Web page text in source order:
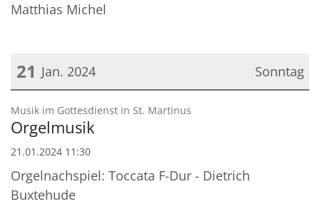
Matthias Michel
Sonntag
21 Jan. 2024
Datum: 21. Januar 2024
Musik im Gottesdienst in St. Martinus
Orgelmusik
21.01.2024 11:30
Orgelnachspiel: Toccata F-Dur - Dietrich
Buxtehude